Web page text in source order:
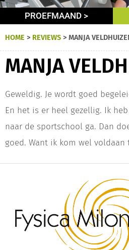
PROEFMAAND >
HOME > REVIEWS > MANJA
MANJA
Geweldig. Je wordt goed
En het is er heel gezellig. Ik
naar de sportschool ga. Dan
goed. Want ik kom wel voldaan